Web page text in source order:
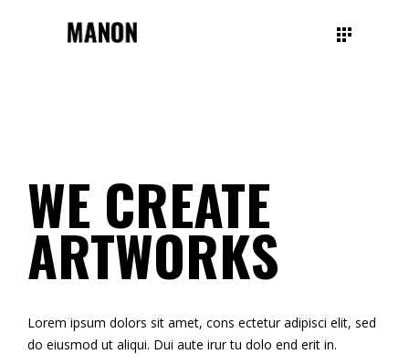
WE CREATE
ARTWORKS
Lorem ipsum dolors sit amet, cons ectetur adipisci elit, sed
do eiusmod ut aliqui. Dui aute irur tu dolo end erit in.